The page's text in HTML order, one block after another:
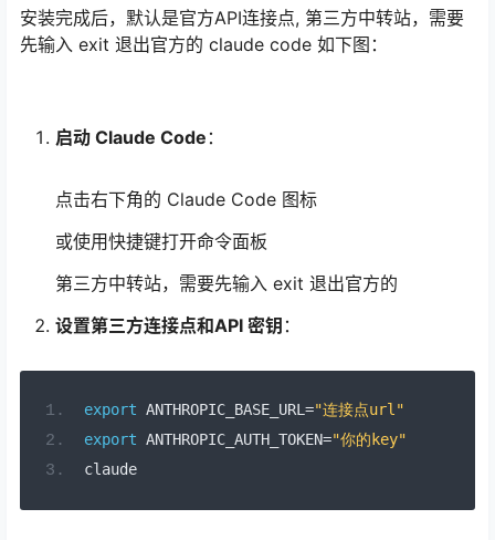
安装完成后，默认是官方API连接点, 第三方中转站，需要
先输入 exit 退出官方的 claude code 如下图：
启动 Claude Code ：
点击右下角的 Claude Code 图标
或使用快捷键打开命令面板
第三方中转站，需要先输入 exit 退出官方的
设置第三方连接点和API 密钥 ：
export ANTHROPIC_BASE_URL ="连接点url"
export ANTHROPIC_AUTH_TOKEN="你的key"
claude